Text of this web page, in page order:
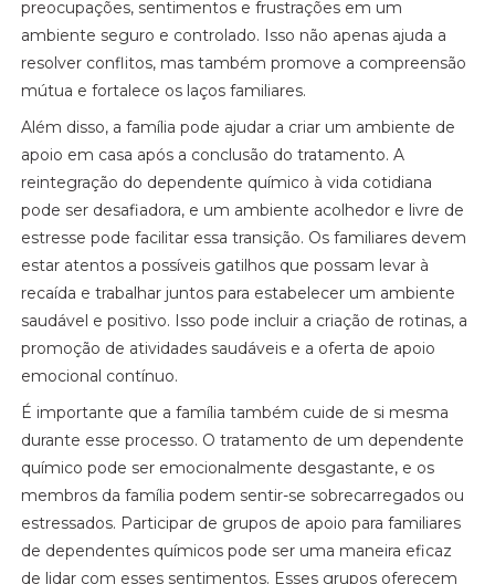
preocupações, sentimentos e frustrações em um
ambiente seguro e controlado. Isso não apenas ajuda a
resolver conflitos, mas também promove a compreensão
mútua e fortalece os laços familiares.
Além disso, a família pode ajudar a criar um ambiente de
apoio em casa após a conclusão do tratamento. A
reintegração do dependente químico à vida cotidiana
pode ser desafiadora, e um ambiente acolhedor e livre de
estresse pode facilitar essa transição. Os familiares devem
estar atentos a possíveis gatilhos que possam levar à
recaída e trabalhar juntos para estabelecer um ambiente
saudável e positivo. Isso pode incluir a criação de rotinas, a
promoção de atividades saudáveis e a oferta de apoio
emocional contínuo.
É importante que a família também cuide de si mesma
durante esse processo. O tratamento de um dependente
químico pode ser emocionalmente desgastante, e os
membros da família podem sentir-se sobrecarregados ou
estressados. Participar de grupos de apoio para familiares
de dependentes químicos pode ser uma maneira eficaz
de lidar com esses sentimentos. Esses grupos oferecem